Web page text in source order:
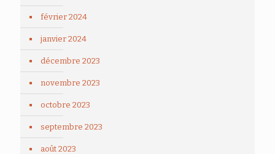
février 2024
janvier 2024
décembre 2023
novembre 2023
octobre 2023
septembre 2023
août 2023